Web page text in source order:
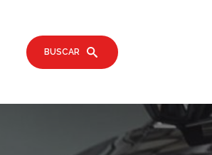
BUSCAR